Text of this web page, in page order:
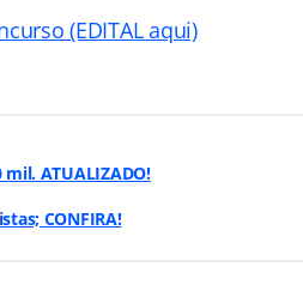
(EDITAL aqui)
ATUALIZADO!
CONFIRA!